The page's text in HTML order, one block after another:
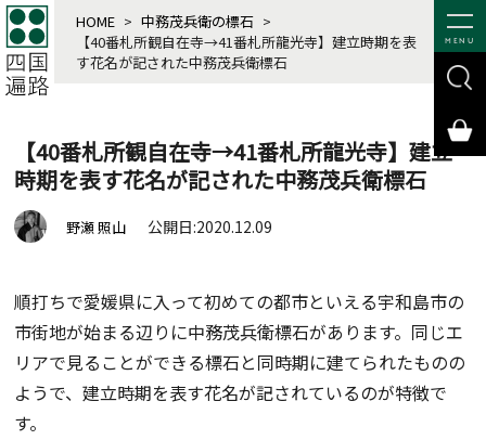
MENU
HOME > 中務茂兵衛の標石 >
【40番札所観自在寺→41番札所龍光寺】建立時期を表
す花名が記された中務茂兵衛標石
【40番札所観自在寺→41番札所龍光寺】建立
時期を表す花名が記された中務茂兵衛標石
野瀬 照山 公開日:2020.12.09
順打ちで愛媛県に入って初めての都市といえる宇和島市の
市街地が始まる辺りに中務茂兵衛標石があります。同じエ
リアで見ることができる標石と同時期に建てられたものの
ようで、建立時期を表す花名が記されているのが特徴で
す。